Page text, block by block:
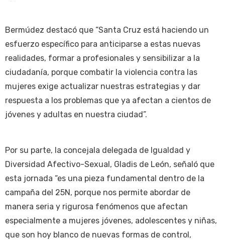
Bermúdez destacó que “Santa Cruz está haciendo un
esfuerzo específico para anticiparse a estas nuevas
realidades, formar a profesionales y sensibilizar a la
ciudadanía, porque combatir la violencia contra las
mujeres exige actualizar nuestras estrategias y dar
respuesta a los problemas que ya afectan a cientos de
jóvenes y adultas en nuestra ciudad”.
Por su parte, la concejala delegada de Igualdad y
Diversidad Afectivo-Sexual, Gladis de León, señaló que
esta jornada “es una pieza fundamental dentro de la
campaña del 25N, porque nos permite abordar de
manera seria y rigurosa fenómenos que afectan
especialmente a mujeres jóvenes, adolescentes y niñas,
que son hoy blanco de nuevas formas de control,